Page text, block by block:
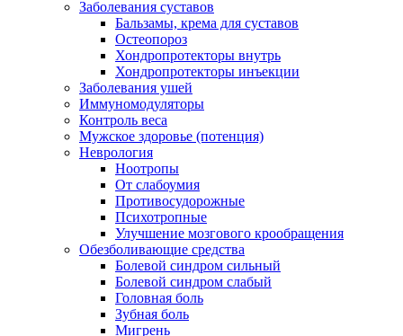
Заболевания суставов
Бальзамы, крема для суставов
Остеопороз
Хондропротекторы внутрь
Хондропротекторы инъекции
Заболевания ушей
Иммуномодуляторы
Контроль веса
Мужское здоровье (потенция)
Неврология
Ноотропы
От слабоумия
Противосудорожные
Психотропные
Улучшение мозгового крообращения
Обезболивающие средства
Болевой синдром сильный
Болевой синдром слабый
Головная боль
Зубная боль
Мигрень